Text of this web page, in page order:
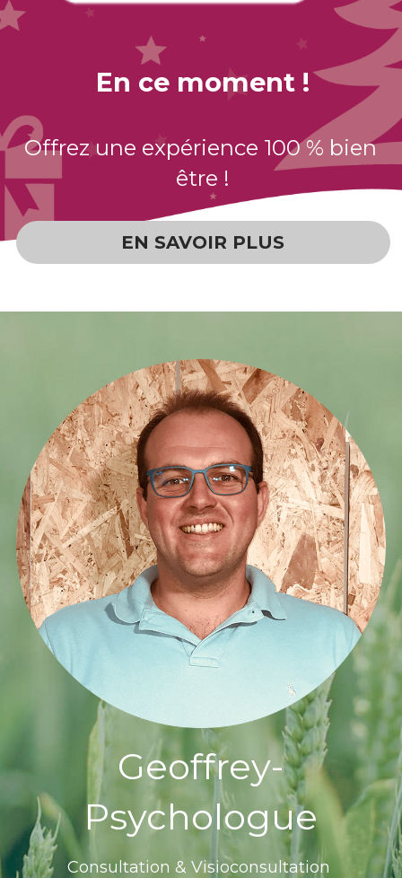
En ce moment !
Offrez une expérience 100 % bien
être !
EN SAVOIR PLUS
Geoffrey-
Psychologue
Consultation & Visioconsultation